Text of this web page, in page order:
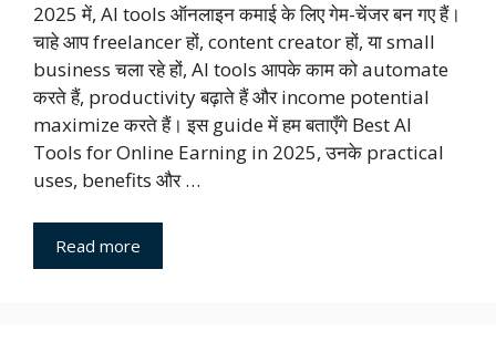
2025 में, AI tools ऑनलाइन कमाई के लिए गेम-चेंजर बन गए हैं।
चाहे आप freelancer हों, content creator हों, या small
business चला रहे हों, AI tools आपके काम को automate
करते हैं, productivity बढ़ाते हैं और income potential
maximize करते हैं। इस guide में हम बताएँगे Best AI
Tools for Online Earning in 2025, उनके practical
uses, benefits और …
Read more